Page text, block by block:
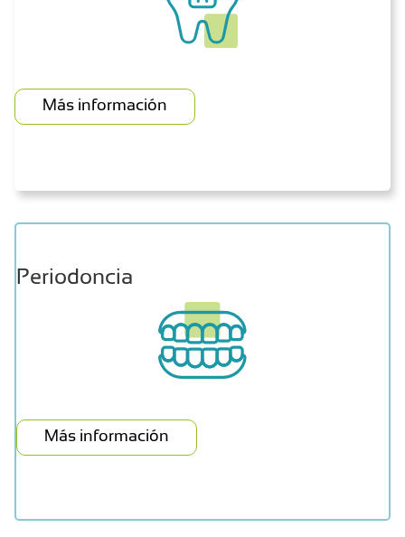
Más información
Periodoncia
Más información